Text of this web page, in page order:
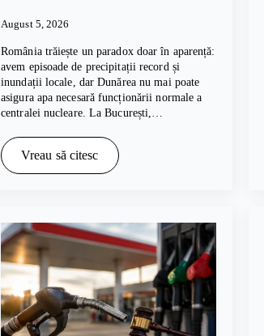
August 5, 2026
România trăiește un paradox doar în aparență:
avem episoade de precipitații record și
inundații locale, dar Dunărea nu mai poate
asigura apa necesară funcționării normale a
centralei nucleare. La București,…
Vreau să citesc